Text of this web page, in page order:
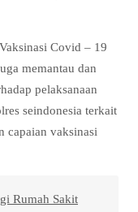
Covid – 19
memantau dan
pelaksanaan
seindonesia terkait
capaian vaksinasi
Rumah Sakit